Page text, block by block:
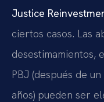
Justice
ciertos casos. Las
desestimamientos,
PBJ (después de
años) pueden ser